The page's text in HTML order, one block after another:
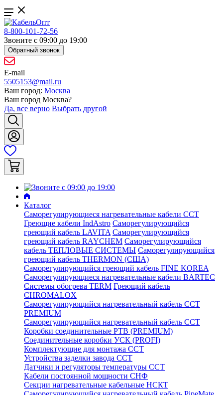
8-800-101-72-56
Звоните с 09:00 до 19:00
Обратный звонок
E-mail
5505153@mail.ru
Ваш город: Москва
Ваш город Москва?
Да, все верно Выбрать другой
Каталог
Саморегулирующиеся нагревательные кабели ССТ
Греющие кабели IndAstro Саморегулирующийся
греющий кабель LAVITA Саморегулирующийся
греющий кабель RAYCHEM Саморегулирующийся
кабель ТЕПЛОВЫЕ СИСТЕМЫ Саморегулирующийся
греющий кабель THERMON (США)
Саморегулирующийся греющий кабель FINE KOREA
Саморегулирующиеся нагревательные кабели BARTEC
Системы обогрева TERM Греющий кабель
CHROMALOX
Саморегулирующийся нагревательный кабель ССТ
PREMIUM
Саморегулирующийся нагревательный кабель ССТ
Коробки соединительные РТВ (PREMIUM)
Соединительные коробки УСК (PROFI)
Комплектующие для монтажа ССТ
Устройства заделки завода ССТ
Датчики и регуляторы температуры ССТ
Кабели постоянной мощности СНФ
Секции нагревательные кабельные НСКТ